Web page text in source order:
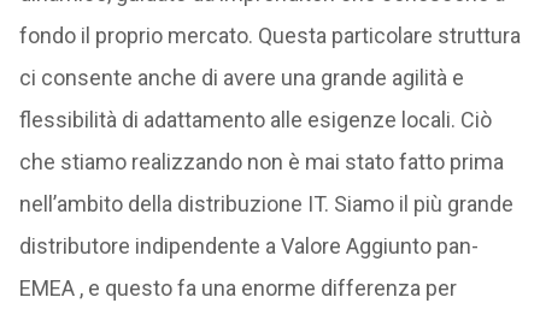
fondo il proprio mercato. Questa particolare struttura
ci consente anche di avere una grande agilità e
flessibilità di adattamento alle esigenze locali. Ciò
che stiamo realizzando non è mai stato fatto prima
nell’ambito della distribuzione IT. Siamo il più grande
distributore indipendente a Valore Aggiunto pan-
EMEA , e questo fa una enorme differenza per